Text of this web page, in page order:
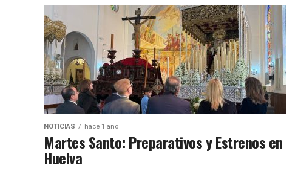
NOTICIAS hace 1 año
Martes Santo: Preparativos y Estrenos en
Huelva